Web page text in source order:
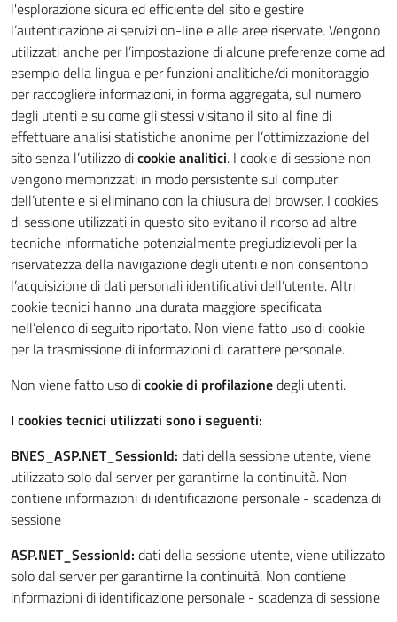
l'esplorazione sicura ed efficiente del sito e gestire
l’autenticazione ai servizi on-line e alle aree riservate. Vengono
utilizzati anche per l’impostazione di alcune preferenze come ad
esempio della lingua e per funzioni analitiche/di monitoraggio
per raccogliere informazioni, in forma aggregata, sul numero
degli utenti e su come gli stessi visitano il sito al fine di
effettuare analisi statistiche anonime per l’ottimizzazione del
sito senza l’utilizzo dicookie analitici. I cookie di sessione non
vengono memorizzati in modo persistente sul computer
dell’utente e si eliminano con la chiusura del browser. I cookies
di sessione utilizzati in questo sito evitano il ricorso ad altre
tecniche informatiche potenzialmente pregiudizievoli per la
riservatezza della navigazione degli utenti e non consentono
l’acquisizione di dati personali identificativi dell’utente. Altri
cookie tecnici hanno una durata maggiore specificata
nell’elenco di seguito riportato. Non viene fatto uso di cookie
per la trasmissione di informazioni di carattere personale.
Non viene fatto uso dicookie di profilazionedegli utenti.
I cookies tecnici utilizzati sono i seguenti:
BNES_ASP.NET_SessionId: dati della sessione utente, viene
utilizzato solo dal server per garantirne la continuità. Non
contiene informazioni di identificazione personale - scadenza di
sessione
ASP.NET_SessionId: dati della sessione utente, viene utilizzato
solo dal server per garantirne la continuità. Non contiene
informazioni di identificazione personale - scadenza di sessione